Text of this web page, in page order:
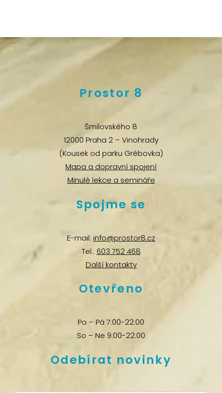
Prostor 8
Šmilovského 8
12000 Praha 2 – Vinohrady
(Kousek od parku Grébovka)
Mapa a dopravní spojení
Minulé lekce a semináře
Spojme se
E-mail: info@prostor8.cz
Tel.: 603 752 468
Další kontakty
Otevřeno
Po – Pá 7:00-22:00
So – Ne 9:00-22:00
Odebírat novinky